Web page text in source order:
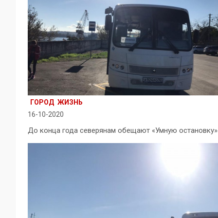
ГОРОД ЖИЗНЬ
16-10-2020
До конца года северянам обещают «Умную